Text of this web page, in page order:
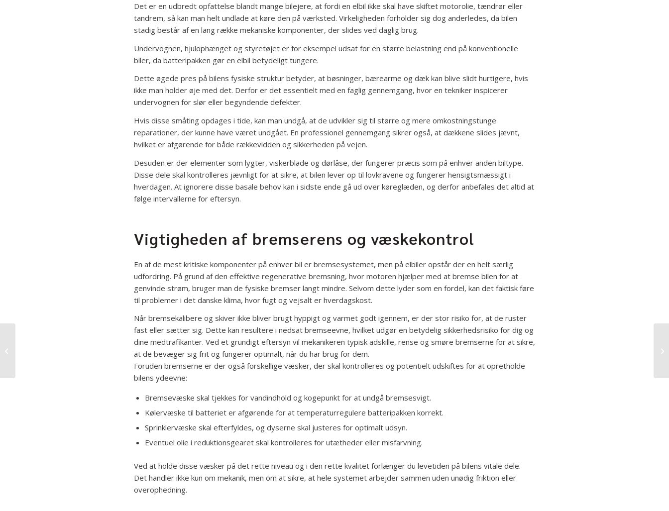
Det er en udbredt opfattelse blandt mange bilejere, at fordi en elbil ikke skal have skiftet motorolie, tændrør eller
tandrem, så kan man helt undlade at køre den på værksted. Virkeligheden forholder sig dog anderledes, da bilen
stadig består af en lang række mekaniske komponenter, der slides ved daglig brug.
Undervognen, hjulophænget og styretøjet er for eksempel udsat for en større belastning end på konventionelle
biler, da batteripakken gør en elbil betydeligt tungere.
Dette øgede pres på bilens fysiske struktur betyder, at bøsninger, bærearme og dæk kan blive slidt hurtigere, hvis
ikke man holder øje med det. Derfor er det essentielt med en faglig gennemgang, hvor en tekniker inspicerer
undervognen for slør eller begyndende defekter.
Hvis disse småting opdages i tide, kan man undgå, at de udvikler sig til større og mere omkostningstunge
reparationer, der kunne have været undgået. En professionel gennemgang sikrer også, at dækkene slides jævnt,
hvilket er afgørende for både rækkevidden og sikkerheden på vejen.
Desuden er der elementer som lygter, viskerblade og dørlåse, der fungerer præcis som på enhver anden biltype.
Disse dele skal kontrolleres jævnligt for at sikre, at bilen lever op til lovkravene og fungerer hensigtsmæssigt i
hverdagen. At ignorere disse basale behov kan i sidste ende gå ud over køreglæden, og derfor anbefales det altid at
følge intervallerne for eftersyn.
Vigtigheden af bremserens og væskekontrol
En af de mest kritiske komponenter på enhver bil er bremsesystemet, men på elbiler opstår der en helt særlig
udfordring. På grund af den effektive regenerative bremsning, hvor motoren hjælper med at bremse bilen for at
genvinde strøm, bruger man de fysiske bremser langt mindre. Selvom dette lyder som en fordel, kan det faktisk føre
til problemer i det danske klima, hvor fugt og vejsalt er hverdagskost.
Når bremsekalibere og skiver ikke bliver brugt hyppigt og varmet godt igennem, er der stor risiko for, at de ruster
fast eller sætter sig. Dette kan resultere i nedsat bremseevne, hvilket udgør en betydelig sikkerhedsrisiko for dig og
dine medtrafikanter. Ved et grundigt eftersyn vil mekanikeren typisk adskille, rense og smøre bremserne for at sikre,
at de bevæger sig frit og fungerer optimalt, når du har brug for dem.
Foruden bremserne er der også forskellige væsker, der skal kontrolleres og potentielt udskiftes for at opretholde
bilens ydeevne:
Bremsevæske skal tjekkes for vandindhold og kogepunkt for at undgå bremsesvigt.
Kølervæske til batteriet er afgørende for at temperaturregulere batteripakken korrekt.
Sprinklervæske skal efterfyldes, og dyserne skal justeres for optimalt udsyn.
Eventuel olie i reduktionsgearet skal kontrolleres for utætheder eller misfarvning.
Ved at holde disse væsker på det rette niveau og i den rette kvalitet forlænger du levetiden på bilens vitale dele.
Det handler ikke kun om mekanik, men om at sikre, at hele systemet arbejder sammen uden unødig friktion eller
overophedning.